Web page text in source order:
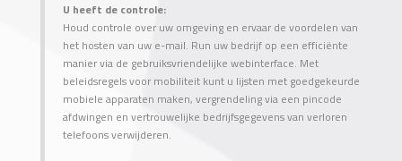
U heeft de controle:
Houd controle over uw omgeving en ervaar de voordelen van
het hosten van uw e-mail. Run uw bedrijf op een efficiënte
manier via de gebruiksvriendelijke webinterface. Met
beleidsregels voor mobiliteit kunt u lijsten met goedgekeurde
mobiele apparaten maken, vergrendeling via een pincode
afdwingen en vertrouwelijke bedrijfsgegevens van verloren
telefoons verwijderen.